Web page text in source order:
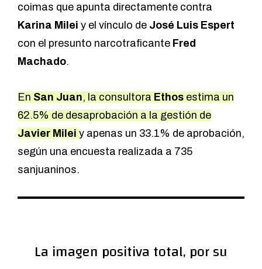
coimas que apunta directamente contra
Karina Milei y el vínculo de José Luis Espert
con el presunto narcotraficante Fred
Machado.
En San Juan, la consultora Ethos estima un
62.5% de desaprobación a la gestión de
Javier Milei y apenas un 33.1% de aprobación,
según una encuesta realizada a 735
sanjuaninos.
La imagen positiva total, por su